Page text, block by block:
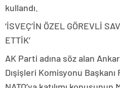
kullandı.
‘İSVEÇ’İN ÖZEL GÖREVLİ
ETTİK’
AK Parti adına söz alan
Dışişleri Komisyonu Başkanı